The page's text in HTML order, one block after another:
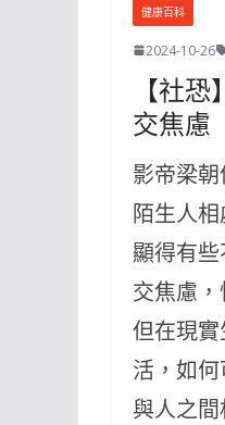
健康百科
2024-10-26
【社
交焦慮
影帝梁
陌生人
顯得有
交焦慮
但在現
活，如
與人之間